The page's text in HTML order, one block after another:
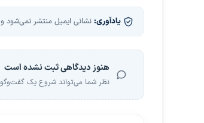
یادآوری: نشانی ایمیل منتشر نمی‌شود و
هنوز دیدگاهی ثبت نشده است
نظر شما می‌تواند شروع یک